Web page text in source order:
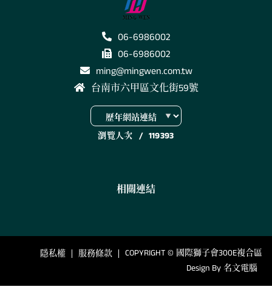
06-6986002
06-6986002
ming@mingwen.com.tw
台南市六甲區文化街59號
瀏覽人次 / 119393
相關連結
隱私權 服務條款
COPYRIGHT © 國際獅子會300E複合區
Design By 名文電腦